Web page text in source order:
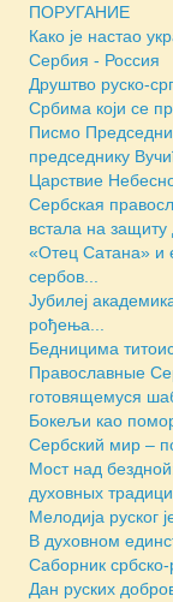
ПОРУГАНИЕ
Како је настао
Сербия - Россия
Друштво руско-
Србима који се
Писмо
председнику
Царствие
Сербская
встала на
«Отец Сатана» и
сербов...
Јубилеј
рођења...
Бедницима
Православные
готовящемуся
Бокељи као
Сербский мир –
Мост над
духовных
Мелодија руског
В духовном
Саборник
Дан руских